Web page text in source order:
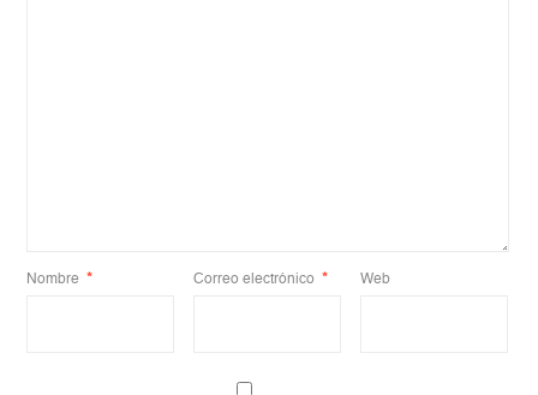
Nombre * Correo electrónico * Web